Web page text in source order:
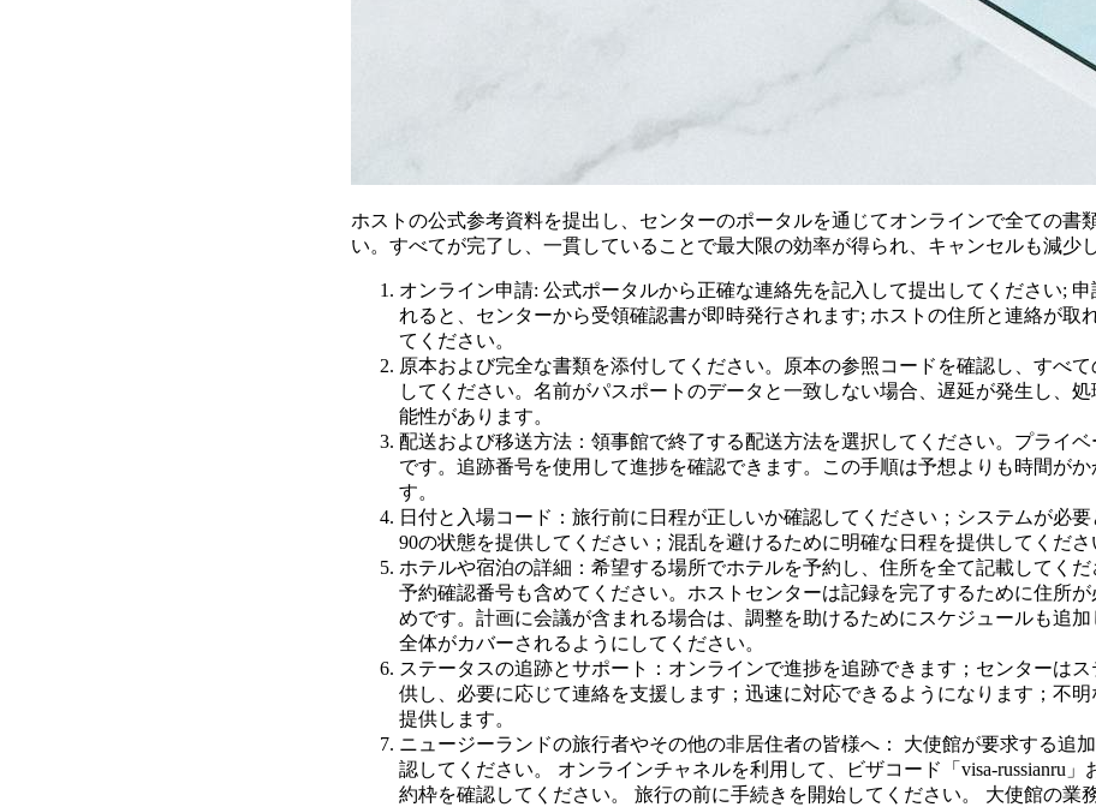
ホストの公式参考資料を提出し、センターのポータルを通じてオンラインで全ての書
い。すべてが完了し、一貫していることで最大限の効率が得られ、キャンセルも減少し
オンライン申請: 公式ポータルから正確な連絡先を記入して提出してください;
れると、センターから受領確認書が即時発行されます; ホストの住所と連絡が取
てください。
原本および完全な書類を添付してください。原本の参照コードを確認し、すべて
してください。名前がパスポートのデータと一致しない場合、遅延が発生し、
能性があります。
配送および移送方法：領事館で終了する配送方法を選択してください。プライ
です。追跡番号を使用して進捗を確認できます。この手順は予想よりも時間がか
す。
日付と入場コード：旅行前に日程が正しいか確認してください；システムが必
90の状態を提供してください；混乱を避けるために明確な日程を提供してくださ
ホテルや宿泊の詳細：希望する場所でホテルを予約し、住所を全て記載してく
予約確認番号も含めてください。ホストセンターは記録を完了するために住所
めです。計画に会議が含まれる場合は、調整を助けるためにスケジュールも追
全体がカバーされるようにしてください。
ステータスの追跡とサポート：オンラインで進捗を追跡できます；センターは
供し、必要に応じて連絡を支援します；迅速に対応できるようになります；不
提供します。
ニュージーランドの旅行者やその他の非居住者の皆様へ： 大使館が要求する追
認してください。 オンラインチャネルを利用して、ビザコード「visa-russianru」
約枠を確認してください。 旅行の前に手続きを開始してください。 大使館の業